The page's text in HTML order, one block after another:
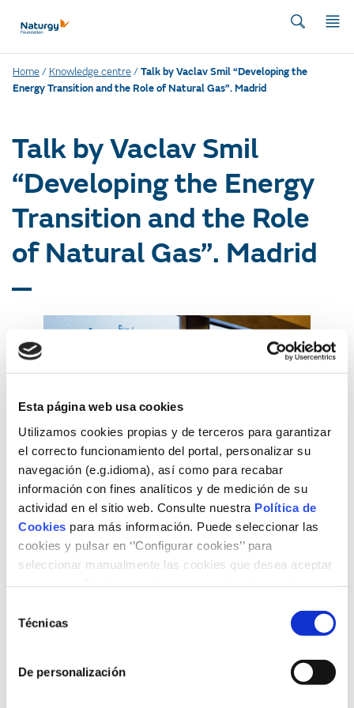
Esta página web usa cookies
Utilizamos cookies propias y de terceros para garantizar
el correcto funcionamiento del portal, personalizar su
navegación (e.g.idioma), así como para recabar
información con fines analíticos y de medición de su
actividad en el sitio web. Consulte nuestra Política de
Cookies para más información. Puede seleccionar las
cookies y pulsar en ‘’Configurar cookies’’ para
seleccionar manualmente las cookies que desea aceptar
Técnicas
De personalización
Home/ Knowledge centre/Talk by Vaclav Smil “Developing the
Energy Transition and the Role of Natural Gas”. Madrid
Talk by Vaclav Smil
“Developing the Energy
Transition and the Role
of Natural Gas”. Madrid
On 14 November, scientist Vaclav Smil spoke at the
second session of the Naturgy Foundation ‘talkson’
conferences, highlighting the role of natural gas in
decarbonisation and energy efficiency. Smil assured that
heavily on fossil fuels; replacing it with new arrangements
based on renewable energy is a task that will inevitably